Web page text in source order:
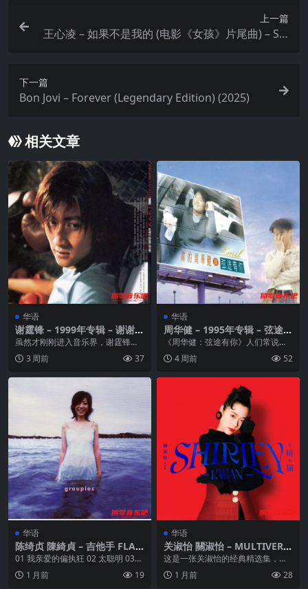
上一篇
王心凌 – 如果不是我的 (电影《女孩》片尾曲) – Sin
下一篇
Bon Jovi – Forever (Legendary Edition) (2025)
相关文章
华语
谢霆锋 – 1999年专辑 – 谢谢你
的爱1999(香港版) Flac
虽然才刚刚进入音乐界，谢霆锋的
表现却是新人中最杰出的，1997年
在香港推出首张个...
3 周前 37
华语
周华健 – 1995年专辑 – 弦途有
你 Flac
《周华健：弦途有你》人们常说文
如其人，其实“歌如其人”的说法也一
点不为过。聆听周...
4 周前 52
华语
陈绮贞 陳綺貞 – 吉他手 FLAC
Hi-Res 24bit 96.0kHz
01 我亲爱的偏执狂 02 太聪明 03
小步舞曲 04 1234567 05 ...
1 月前 19
华语
关淑怡 關淑怡 – MULTIVERS
E OF POLYGRAM 55TH AN
NIVERSARY – 關淑怡 2026-0
1 ALAC 24bit 96kHz AM HK
这是一张关淑怡的经典精选集，收
录了《叛逆汉子》《难得有情人》
《爱恨缠绵》等多首代...
1 月前 28